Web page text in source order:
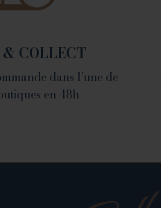
COLLECT
dans l’une de
en 48h